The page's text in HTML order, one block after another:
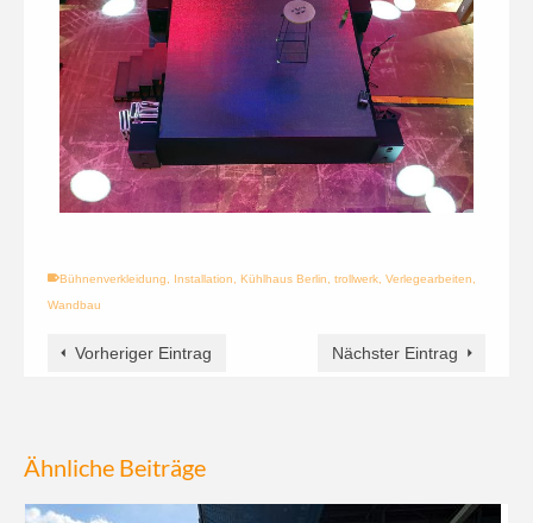
Bühnenverkleidung Installation Kühlhaus Berlin trollwerk Verlegearbeiten
Wandbau
Vorheriger Eintrag Nächster Eintrag
Ähnliche Beiträge